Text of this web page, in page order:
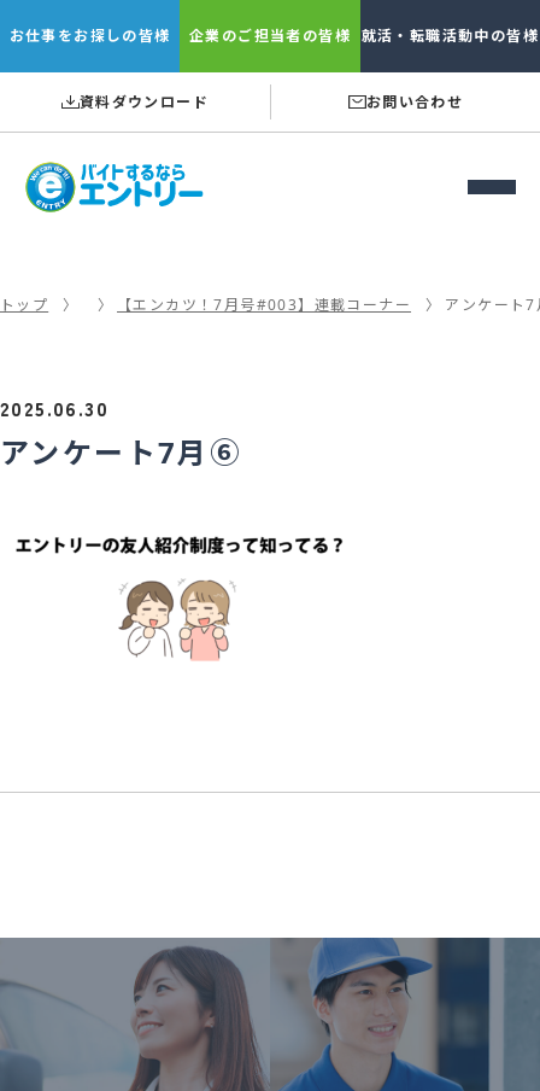
お仕事をお探しの皆様 企業のご担当者の皆様 就活・転職活動中の皆様
資料ダウンロード お問い合わせ
トップ 【エンカツ！7月号#003】連載コーナー アンケート
2025.06.30
アンケート7月⑥